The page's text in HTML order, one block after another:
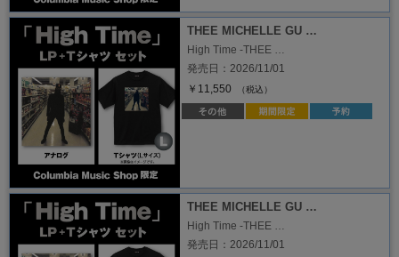
THEE MICHELLE GU …
High Time -THEE …
発売日：2026/11/01
￥11,550
（税込）
THEE MICHELLE GU …
High Time -THEE …
発売日：2026/11/01